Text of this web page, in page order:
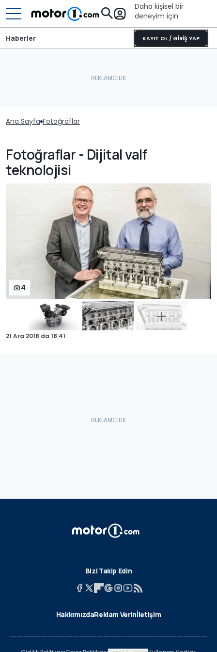
Daha kişisel bir
deneyim için
KAYIT OL / GİRİŞ YAP
Haberler
Ana Sayfa Fotoğraflar
Fotoğraflar - Dijital valf
teknolojisi
4
21 Ara 2018 da 18:41
Bizi Takip Edin
HakkımızdaReklam Verinİletişim